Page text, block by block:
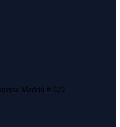
Madrid # 525